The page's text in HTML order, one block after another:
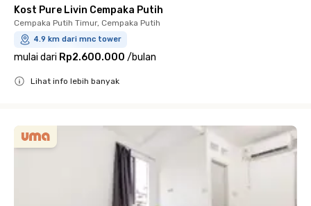
Kost Pure Livin Cempaka Putih
Cempaka Putih Timur, Cempaka Putih
4.9 km dari mnc tower
mulai dari Rp2.600.000 /bulan
Lihat info lebih banyak